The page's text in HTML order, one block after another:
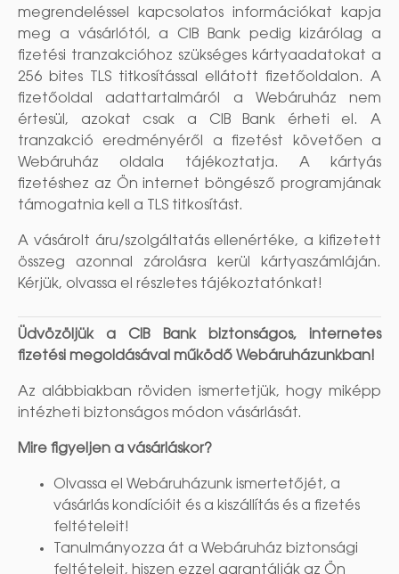
megrendeléssel kapcsolatos információkat kapja
meg a vásárlótól, a CIB Bank pedig kizárólag a
fizetési tranzakcióhoz szükséges kártyaadatokat a
256 bites TLS titkosítással ellátott fizetőoldalon. A
fizetőoldal adattartalmáról a Webáruház nem
értesül, azokat csak a CIB Bank érheti el. A
tranzakció eredményéről a fizetést követően a
Webáruház oldala tájékoztatja. A kártyás
fizetéshez az Ön internet böngésző programjának
támogatnia kell a TLS titkosítást.
A vásárolt áru/szolgáltatás ellenértéke, a kifizetett
összeg azonnal zárolásra kerül kártyaszámláján.
Kérjük, olvassa el részletes tájékoztatónkat!
Üdvözöljük a CIB Bank biztonságos, internetes
fizetési megoldásával működő Webáruházunkban!
Az alábbiakban röviden ismertetjük, hogy miképp
intézheti biztonságos módon vásárlását.
Mire figyeljen a vásárláskor?
Olvassa el Webáruházunk ismertetőjét, a
vásárlás kondícióit és a kiszállítás és a fizetés
feltételeit!
Tanulmányozza át a Webáruház biztonsági
feltételeit, hiszen ezzel garantálják az Ön